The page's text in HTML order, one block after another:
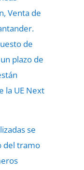
Venta de
de
plazo de
la UE Next
se
del tramo